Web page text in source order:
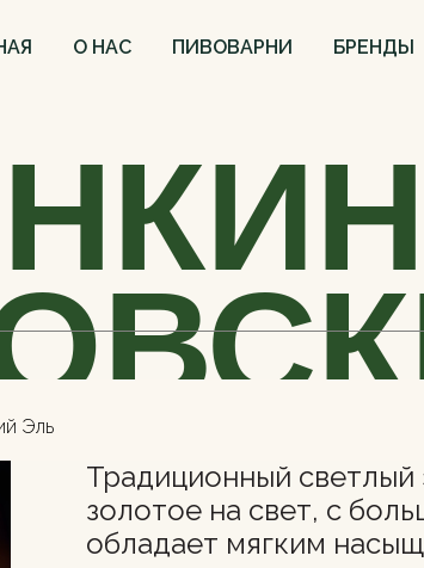
О НАС ПИВОВАРНИ БРЕНДЫ
Эль
Традиционный
золотое на свет, с
обладает мягким